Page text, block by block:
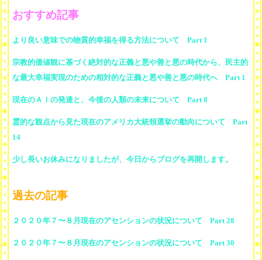
おすすめ記事
より良い意味での物質的幸福を得る方法について Part 1
宗教的価値観に基づく絶対的な正義と悪や善と悪の時代から、民主的
な最大幸福実現のための相対的な正義と悪や善と悪の時代へ Part 1
現在のＡＩの発達と、今後の人類の未来について Part 8
霊的な観点から見た現在のアメリカ大統領選挙の動向について Part
14
少し長いお休みになりましたが、今日からブログを再開します。
過去の記事
２０２０年７〜８月現在のアセンションの状況について Part 28
２０２０年７〜８月現在のアセンションの状況について Part 30